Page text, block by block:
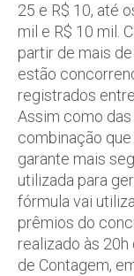
25 e R$ 10, até
mil e R$ 10 mil.
partir de mais
estão
registrados
Assim como
combinação
garante mais
utilizada para
fórmula vai
prêmios do
realizado às
de Contagem,